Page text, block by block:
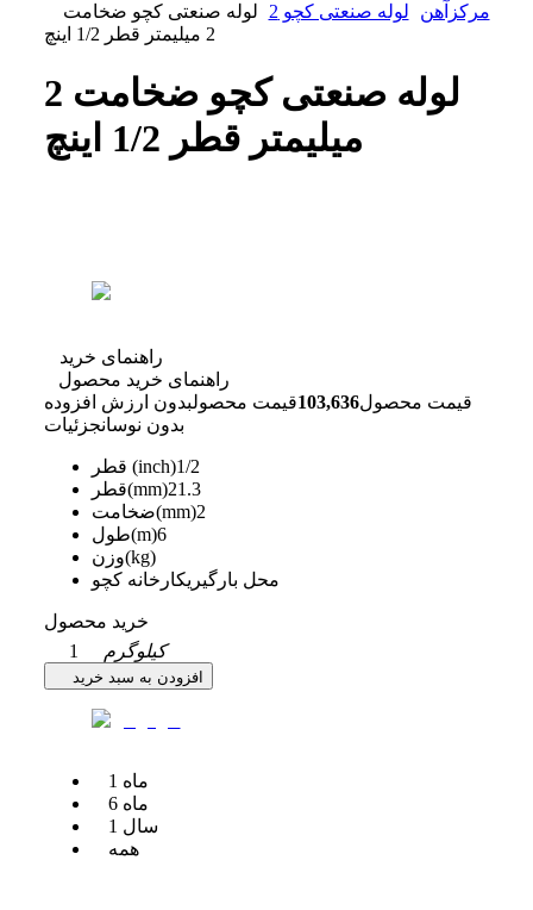
مرکزآهن
لوله صنعتی کچو 2
لوله صنعتی کچو ضخامت
2 میلیمتر قطر 1/2 اینچ
لوله صنعتی کچو ضخامت 2
میلیمتر قطر 1/2 اینچ
راهنمای خرید
راهنمای خرید محصول
قیمت محصول103,636قیمت محصولبدون ارزش افزوده
بدون نوسانجزئیات
قطر (inch)1/2
قطر(mm)21.3
ضخامت(mm)2
طول(m)6
وزن(kg)
محل بارگیریکارخانه کچو
خرید محصول
1
کیلوگرم
افزودن به سبد خرید
1 ماه
6 ماه
1 سال
همه